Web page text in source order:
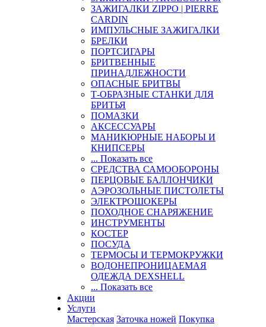
ЗАЖИГАЛКИ ZIPPO | PIERRE
CARDIN
ИМПУЛЬСНЫЕ ЗАЖИГАЛКИ
БРЕЛКИ
ПОРТСИГАРЫ
БРИТВЕННЫЕ
ПРИНАДЛЕЖНОСТИ
ОПАСНЫЕ БРИТВЫ
Т-ОБРАЗНЫЕ СТАНКИ ДЛЯ
БРИТЬЯ
ПОМАЗКИ
АКСЕССУАРЫ
МАНИКЮРНЫЕ НАБОРЫ И
КНИПСЕРЫ
... Показать все
СРЕДСТВА САМООБОРОНЫ
ПЕРЦОВЫЕ БАЛЛОНЧИКИ
АЭРОЗОЛЬНЫЕ ПИСТОЛЕТЫ
ЭЛЕКТРОШОКЕРЫ
ПОХОДНОЕ СНАРЯЖЕНИЕ
ИНСТРУМЕНТЫ
КОСТЕР
ПОСУДА
ТЕРМОСЫ И ТЕРМОКРУЖКИ
ВОДОНЕПРОНИЦАЕМАЯ
ОДЕЖДА DEXSHELL
... Показать все
Акции
Услуги
Мастерская Заточка ножей Покупка